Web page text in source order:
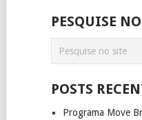
PESQUISE
POSTS
Programa Move